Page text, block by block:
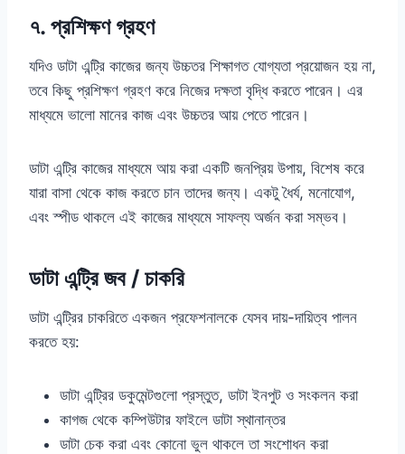
৭. প্রশিক্ষণ গ্রহণ
যদিও ডাটা এন্ট্রি কাজের জন্য উচ্চতর শিক্ষাগত যোগ্যতা প্রয়োজন হয় না,
তবে কিছু প্রশিক্ষণ গ্রহণ করে নিজের দক্ষতা বৃদ্ধি করতে পারেন। এর
মাধ্যমে ভালো মানের কাজ এবং উচ্চতর আয় পেতে পারেন।
ডাটা এন্ট্রি কাজের মাধ্যমে আয় করা একটি জনপ্রিয় উপায়, বিশেষ করে
যারা বাসা থেকে কাজ করতে চান তাদের জন্য। একটু ধৈর্য, মনোযোগ,
এবং স্পীড থাকলে এই কাজের মাধ্যমে সাফল্য অর্জন করা সম্ভব।
ডাটা এন্ট্রি জব / চাকরি
ডাটা এন্ট্রির চাকরিতে একজন প্রফেশনালকে যেসব দায়-দায়িত্ব পালন
করতে হয়:
ডাটা এন্ট্রির ডকুমেন্টগুলো প্রস্তুত, ডাটা ইনপুট ও সংকলন করা
কাগজ থেকে কম্পিউটার ফাইলে ডাটা স্থানান্তর
ডাটা চেক করা এবং কোনো ভুল থাকলে তা সংশোধন করা